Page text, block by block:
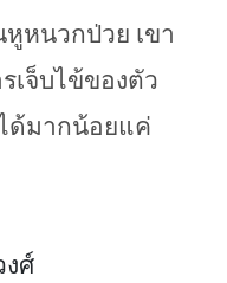
หนวกป่วย เขา
เจ็บไข้ของตัว
ด้มากน้อยแค่
ศ์